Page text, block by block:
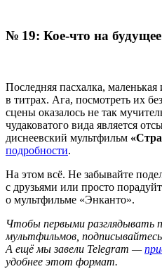
№ 19: Кое-что на будущее
Последняя пасхалка,
в титрах. Ага, посмотреть их
сцены оказалось не так
чудаковатого вида является
диснеевский мультфильм
подробности.
На этом всё. Не забывайте
с друзьями или просто
о мультфильме «Энканто».
Чтобы первыми разглядывать
мультфильмов,
А ещё мы завели Telegram —
удобнее этот формат.